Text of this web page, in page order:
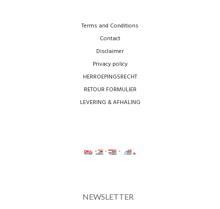
Terms and Conditions
Contact
Disclaimer
Privacy policy
HERROEPINGSRECHT
RETOUR FORMULIER
LEVERING & AFHALING
NEWSLETTER